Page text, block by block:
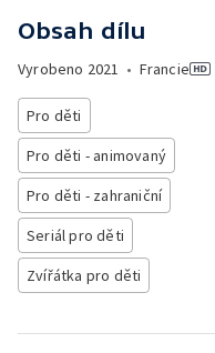
Obsah dílu
Vyrobeno 2021 • Francie
Pro děti
Pro děti - animovaný
Pro děti - zahraniční
Seriál pro děti
Zvířátka pro děti